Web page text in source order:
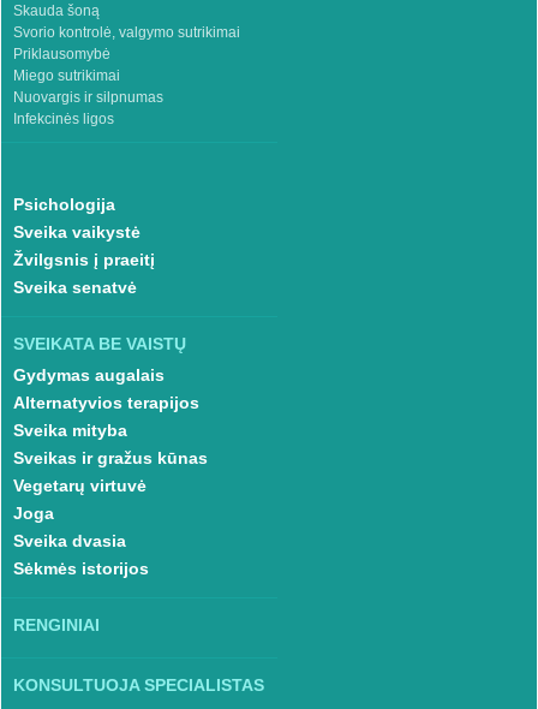
Skauda šoną
Svorio kontrolė, valgymo sutrikimai
Priklausomybė
Miego sutrikimai
Nuovargis ir silpnumas
Infekcinės ligos
Psichologija
Sveika vaikystė
Žvilgsnis į praeitį
Sveika senatvė
SVEIKATA BE VAISTŲ
Gydymas augalais
Alternatyvios terapijos
Sveika mityba
Sveikas ir gražus kūnas
Vegetarų virtuvė
Joga
Sveika dvasia
Sėkmės istorijos
RENGINIAI
KONSULTUOJA SPECIALISTAS